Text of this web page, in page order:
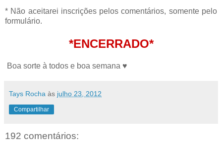
* Não aceitarei inscrições pelos comentários, somente pelo
formulário.
*ENCERRADO*
Boa sorte à todos e boa semana ♥
Tays Rocha às julho 23, 2012
Compartilhar
192 comentários: